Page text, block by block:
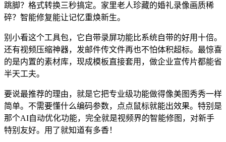
跳脚？格式转换三秒搞定。家里老人珍藏的婚礼录像画质稀
碎？智能修复能让记忆重焕新生。
别小看这个工具包，它自带录屏功能比系统自带的好用十倍。
还有视频压缩神器，发邮件传文件再也不怕体积超标。最惊喜
的是内置的素材库，现成模板直接套用，做企业宣传片都能省
半天工夫。
要说最推荐的理由，就是它把专业级功能做得像美图秀秀一样
简单。不需要懂什么编码参数，点点鼠标就能出效果。特别是
那个AI自动优化功能，完全就是视频界的智能修图，对新手
特别友好。用了就知道有多香！